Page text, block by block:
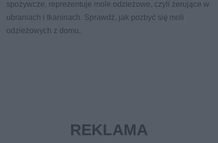
spożywcze, reprezentuje mole odzieżowe, czyli żerujące w
ubraniach i tkaninach. Sprawdź, jak pozbyć się moli
odzieżowych z domu.